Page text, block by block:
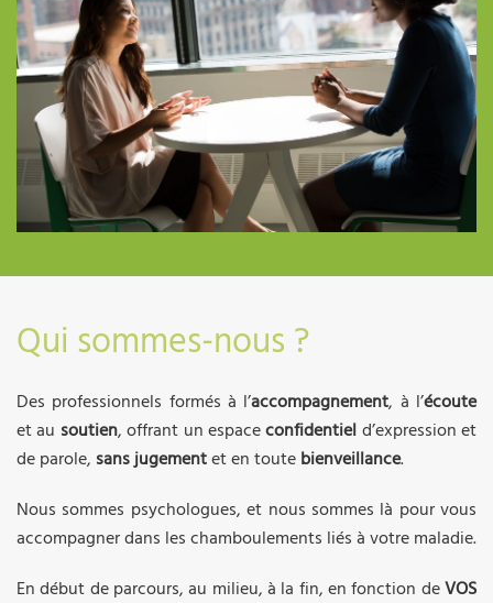
Qui sommes-nous ?
Des professionnels formés à l’accompagnement, à l’écoute
et au soutien, offrant un espaceconfidentiel d’expression et
de parole, sans jugementet en toute bienveillance.
Nous sommes psychologues, et nous sommes là pour vous
accompagner dans les chamboulements liés à votre maladie.
En début de parcours, au milieu, à la fin, en fonction deVOS